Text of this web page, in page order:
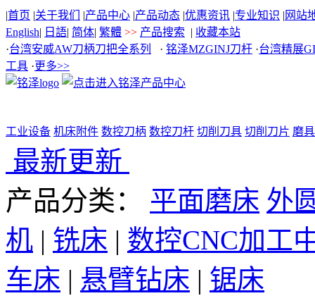
|首页 |关于我们 |产品中心 |产品动态 |优惠资讯 |专业知识 | 网站
English| 日語| 简体| 繁體 >> 产品搜索 | 收藏本站
·台湾安威AW刀柄刀把全系列 · 铭泽MZGINJ刀杆 ·台湾精展
工具 ·更多>>
工业设备 机床附件 数控刀柄 数控刀杆 切削刀具 切削刀片 磨
最新更新
产品分类：
平面磨床 外
机 | 铣床 | 数控CNC加工
车床 | 悬臂钻床 | 锯床